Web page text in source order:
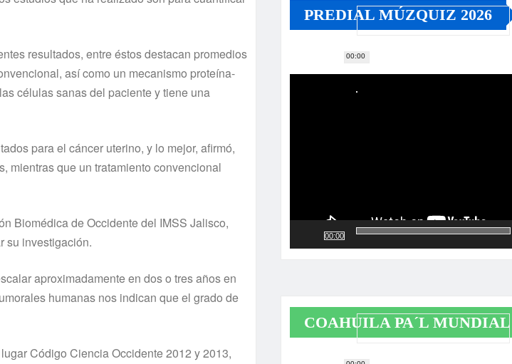
resultados, entre éstos destacan promedios
así­ como un mecanismo proteí­na-
células sanas del paciente y tiene una
para el cáncer uterino, y lo mejor, afirmó,
mientras que un tratamiento convencional
Biomédica de Occidente del IMSS Jalisco,
su investigación.
aproximadamente en dos o tres años en
humanas nos indican que el grado de
Código Ciencia Occidente 2012 y 2013,
00:00
PREDIAL MÚZQUIZ 2026
Reproductor
00:00
COAHUILA PA´L MUNDIAL